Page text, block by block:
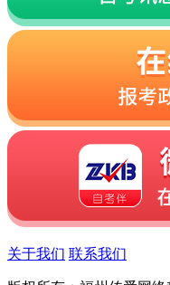
关于我们 联系我们